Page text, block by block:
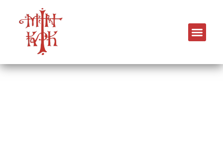
Παρεκκλήσι Παναγίας
Μεγαλόγχαρης & Αγίου